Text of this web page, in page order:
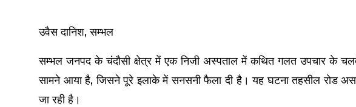
उवैस दानिश, सम्भल
सम्भल जनपद के चंदौसी क्षेत्र में एक निजी अस्पताल में कथित गलत उपचार के चलते
सामने आया है, जिसने पूरे इलाके में सनसनी फैला दी है। यह घटना तहसील रोड
जा रही है।